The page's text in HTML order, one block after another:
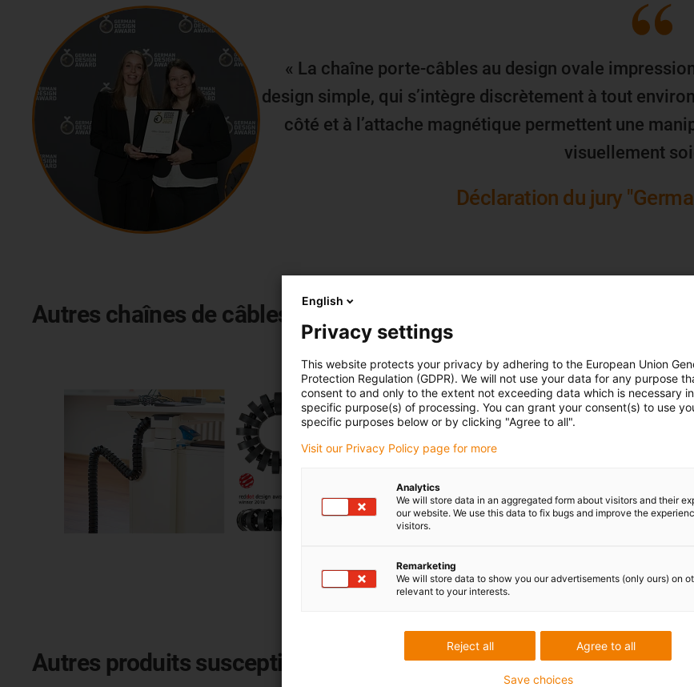
« La chaîne porte-câbles au design ovale
design simple, qui s’intègre discrètement à tout
côté et à l’attache magnétique permettent une
visuellement
Déclaration du jury
Autres chaînes de câbles pour bureaux à hauteur réglable
Système de chaîne porte-câbles
Chaîne porte-câbles ronde
Fixation possible avec aimant intégré, bandes
Gagner du temps : les câbles sont rapidement
Chaque maillon de chaîne peut être utilisé de manière
Vers la chaîne porte-câbles OCR
Autres produits susceptibles de vous intéresser :
English
Privacy settings
This website protects your privacy by adhering to the European Union
Protection Regulation (GDPR). We will not use your data for any purpose
consent to and only to the extent not exceeding data which is necessary
specific purpose(s) of processing. You can grant your consent(s) to use
specific purposes below or by clicking "Agree to all".
Visit our Privacy Policy page for more
Analytics
We will store data in an aggregated form about visitors and their
our website. We use this data to fix bugs and improve the
visitors.
Remarketing
We will store data to show you our advertisements (only ours) on
relevant to your interests.
Agree to all
Reject all
Save choices